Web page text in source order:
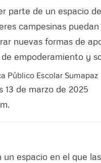
parte de un espacio
campesinas
nuevas formas de
empoderamiento y
Público Escolar Sumapaz
13 de marzo de 2025
un espacio en el que